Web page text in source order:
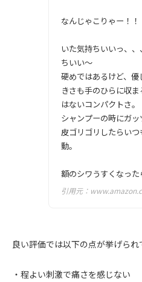
なんじゃこりゃー！！
いた気持ちいいっ、
ちいい〜
硬めではあるけど、
きさも手のひらに収
はないコンパクトさ。
シャンプーの時にガ
皮ゴリゴリしたらい
動。
額のシワうすくなった
引用元：
良い評価では以下の点が挙げられ
・程よい刺激で痛さを感じない